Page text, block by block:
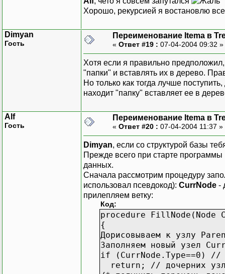
Хорошо, рекурсией я востановлю
Dimyan
Гость
Переименование Itema в
« Ответ #19 : 07-04-2004 09:32 »
Хотя если я правильно
"папки" и вставлять их в дерево.
Но только как тогда лучше
находит "папку" вставляет ее в
Alf
Гость
Переименование Itema в
« Ответ #20 : 07-04-2004 11:37 »
Dimyan, если со структурой базы
Прежде всего при старте
данных.
Сначала рассмотрим процедуру
использовал псевдокод): CurrNode -
прилепляем ветку:
Код:
procedure FillNode(Node
{
Дорисовываем к узлу
Заполняем новый узел
if (CurrNode.Type==0) //
return; // дочерних